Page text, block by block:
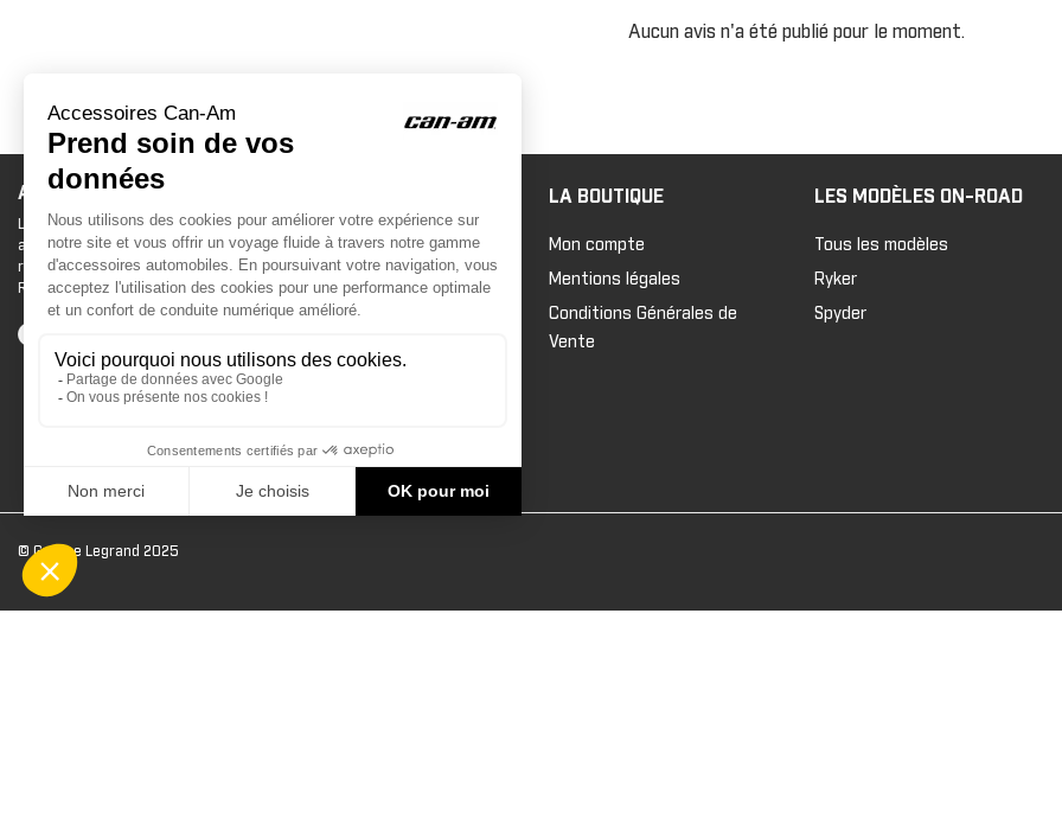
Aucun avis n'a été publié pour le moment.
ACCESSOIRES CAN-AM
Le site d'accessoires Can-Am vous propose des
accessoires d'origine pour équiper votre véhicule 3
roues (On Road) ou votre véhicule tout terrain (Off
Road) .
LA BOUTIQUE
Mon compte
Mentions légales
Conditions Générales de
Vente
LES MODÈLES ON-ROAD
Tous les modèles
Ryker
Spyder
© Groupe Legrand 2025